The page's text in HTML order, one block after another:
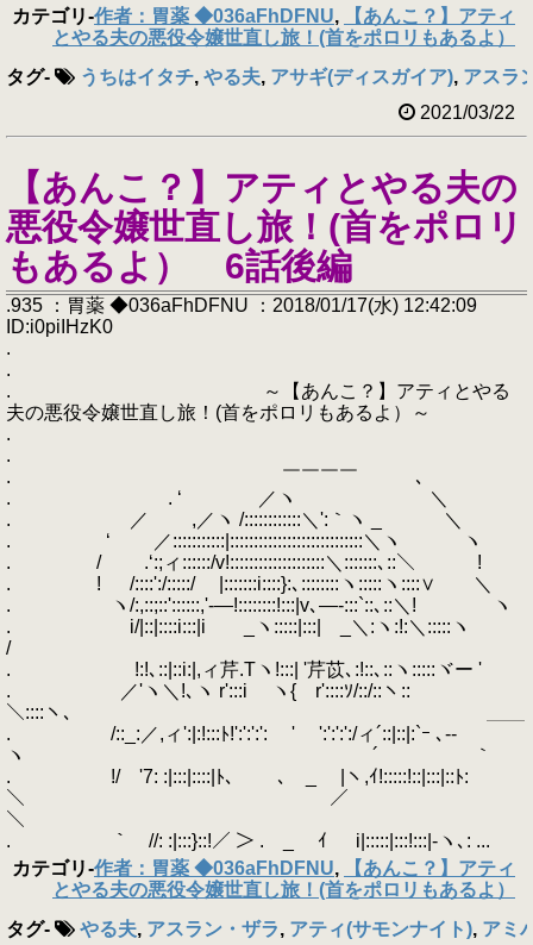
カテゴリ-作者：胃薬 ◆036aFhDFNU,
【あんこ？】アティ
とやる夫の悪役令嬢世直し旅！(首をポロリもあるよ）
タグ- うちはイタチ, やる夫, アサギ(ディスガイア), アスラ
2021/03/22
【あんこ？】アティとやる夫の
悪役令嬢世直し旅！(首をポロリ
もあるよ） 6話後編
.935 ：胃薬 ◆036aFhDFNU ：2018/01/17(水) 12:42:09
ID:i0piIHzK0
.
.
. ～【あんこ？】アティとやる
夫の悪役令嬢世直し旅！(首をポロリもあるよ）～
.
.
. ￣￣￣￣ ､
. . ‘ ／ヽ ＼
. ／ ,／ヽ /::::::::::::＼':｀ヽ _ ＼
. ‘ ／:::::::::::|::::::::::::::::::::::::::::＼ヽ ヽ
. / .‘:;ィ::::::/v!::::::::::::::::::::＼:::::::､::＼ !
. ! /::::':/:::::/ |:::::::i::::}:､::::::::ヽ:::::ヽ::::∨ ＼
. ヽ/:,::;::'::::::,'-―!::::::::!:::|v､―-:::`::､::＼! ヽ
. i/|::|::::i:::|i _ヽ:::::|:::| _＼:ヽ:!:＼:::::ヽ
/
. !:!､::|::i:|,ィ芹.Tヽ!:::| '芹苡､:!::､::ヽ:::::ヾー '
. ／'ヽ＼!､ヽ r':::i ヽ{ r'::::ｿ/::/::ヽ::
＼::::ヽ､ ＿＿
. /::_:／,ィ':|:!:::ﾄ!':':':': ' ':':':':/ィ´::|::|:`ｰ ､--
ヽ ´ ｀
. !/ '7: :|:::|::::|ﾄ､ ､ _ |ヽ,ｲ!:::::!::|:::|::ﾄ:
＼ ／
＼
. ｀ //: :|:::}::!／ ＞ . _ ｲ i|:::::|:::!:::|-ヽ､: ...
カテゴリ-作者：胃薬 ◆036aFhDFNU,
【あんこ？】アティ
とやる夫の悪役令嬢世直し旅！(首をポロリもあるよ）
タグ- やる夫, アスラン・ザラ, アティ(サモンナイト), アミ